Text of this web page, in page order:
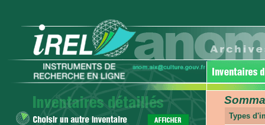
Types